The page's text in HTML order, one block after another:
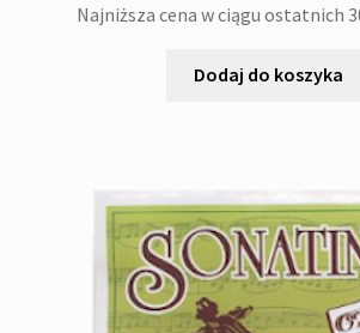
Najniższa cena w ciągu ostatnich
Dodaj do koszyka